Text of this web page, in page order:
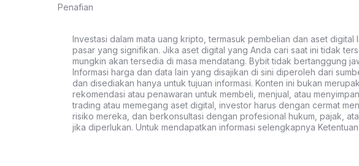
Penafian
Investasi dalam mata uang kripto, termasuk pembelian dan aset digital
pasar yang signifikan. Jika aset digital yang Anda cari saat ini tidak
mungkin akan tersedia di masa mendatang. Bybit tidak bertanggung
Informasi harga dan data lain yang disajikan di sini diperoleh dari
dan disediakan hanya untuk tujuan informasi. Konten ini bukan
rekomendasi atau penawaran untuk membeli, menjual, atau
trading atau memegang aset digital, investor harus dengan cermat
risiko mereka, dan berkonsultasi dengan profesional hukum, pajak,
jika diperlukan. Untuk mendapatkan informasi selengkapnya